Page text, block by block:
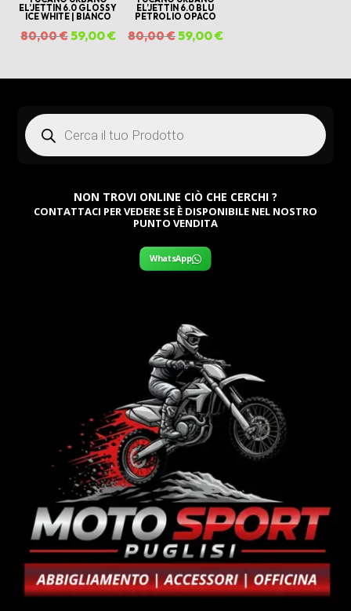
EL’JETTIN 6.0 GLOSSY
ICE WHITE | BIANCO
80,00€Il
originale
59,00€Il
attuale
EL’JETTIN 6.0 BLU
PETROLIO OPACO
80,00€Il
originale
59,00€Il
attuale
Products
search
NON TROVI ONLINE CIÒ CHE CERCHI ?
CONTATTACI PER VEDERE SE È DISPONIBILE NEL NOSTRO
PUNTO VENDITA
WhatsApp